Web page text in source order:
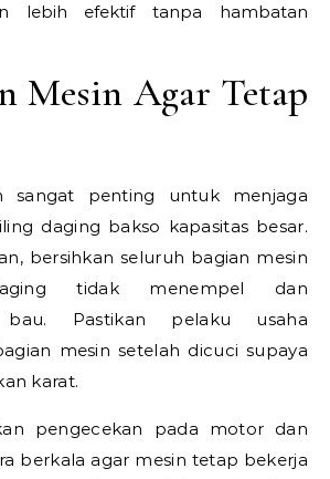
lebih efektif tanpa hambatan
Mesin Agar Tetap
sangat penting untuk menjaga
daging bakso kapasitas besar.
bersihkan seluruh bagian mesin
tidak menempel dan
bau. Pastikan pelaku usaha
mesin setelah dicuci supaya
karat.
pengecekan pada motor dan
berkala agar mesin tetap bekerja